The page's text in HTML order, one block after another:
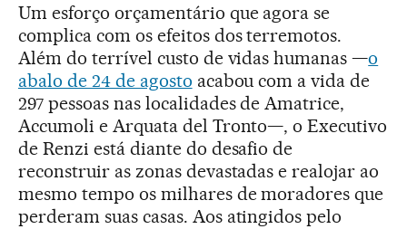
Um esforço orçamentário que agora se
complica com os efeitos dos terremotos.
Além do terrível custo de vidas humanas —o
abalo de 24 de agosto acabou com a vida de
297 pessoas nas localidades de Amatrice,
Accumoli e Arquata del Tronto—, o Executivo
de Renzi está diante do desafio de
reconstruir as zonas devastadas e realojar ao
mesmo tempo os milhares de moradores que
perderam suas casas. Aos atingidos pelo